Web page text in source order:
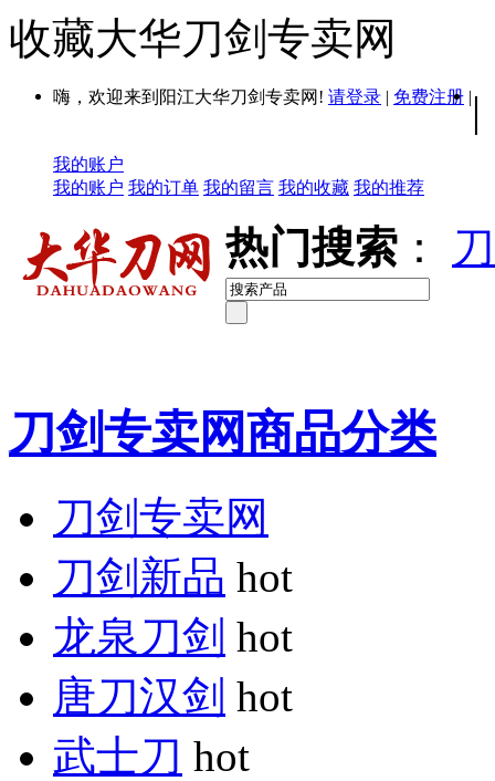
收藏大华刀剑专卖网
嗨，欢迎来到阳江大华刀剑专卖网! 请登录 | 免费注册 | |
我的账户
我的账户 我的订单 我的留言 我的收藏 我的推荐
热门搜索 ：
刀剑专卖网商品分类
刀剑专卖网
刀剑新品 hot
龙泉刀剑 hot
唐刀汉剑 hot
武士刀 hot